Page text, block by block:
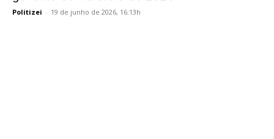
Politizei - 19 de junho de 2026, 16:13h